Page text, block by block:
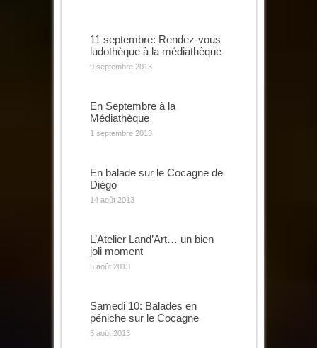
11 septembre: Rendez-vous
ludothèque à la médiathèque
9 septembre 2013
En Septembre à la
Médiathèque
1 septembre 2013
En balade sur le Cocagne de
Diégo
14 août 2013
L’Atelier Land’Art… un bien
joli moment
5 août 2013
Samedi 10: Balades en
péniche sur le Cocagne
5 août 2013